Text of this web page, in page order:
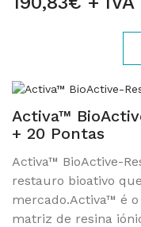
Activa™
+ 20 Pontas
Activa™ BioActive-
restauro bioativo
mercado.Activa™ é
matriz de resina